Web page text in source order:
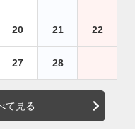
20 21 22
27 28
て見る